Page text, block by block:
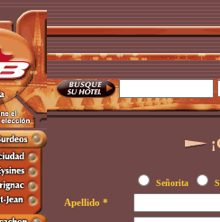
Señorita
Apellido *